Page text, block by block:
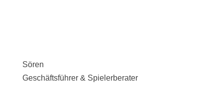
Sören
Geschäftsführer & Spielerberater